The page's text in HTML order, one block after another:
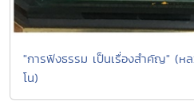
"การฟังธรรม เป็นเรื่องสำคัญ" (
โน)